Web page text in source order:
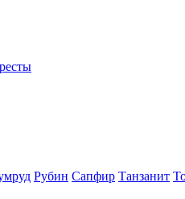
Рубин Сапфир Танзанит